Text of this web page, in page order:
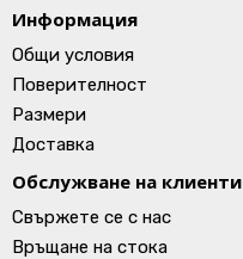
Информация
Общи условия
Поверителност
Размери
Доставка
Обслужване на клиенти
Свържете се с нас
Връщане на стока